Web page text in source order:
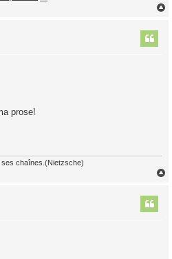
prose!
ses chaînes.(Nietzsche)